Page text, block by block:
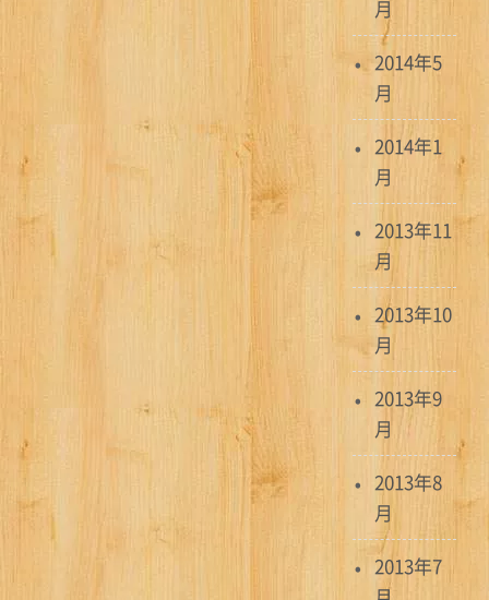
月
2014年5
月
2014年1
月
2013年11
月
2013年10
月
2013年9
月
2013年8
月
2013年7